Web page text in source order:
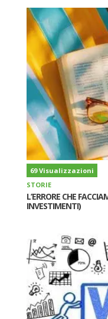
69 Visualizzazioni
STORIE
L’ERRORE CHE
INVESTIMENTI)